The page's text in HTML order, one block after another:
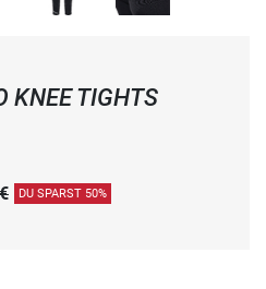
KNEE TIGHTS
DU SPARST 50%